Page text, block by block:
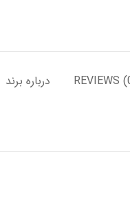
REVIEWS درباره برند